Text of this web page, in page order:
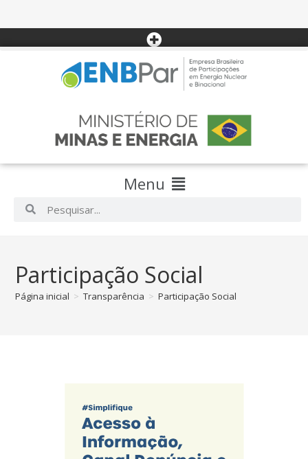
Menu
Participação Social
Página inicial > Transparência > Participação Social